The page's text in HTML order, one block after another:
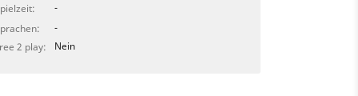
-
-
2 play:
Nein